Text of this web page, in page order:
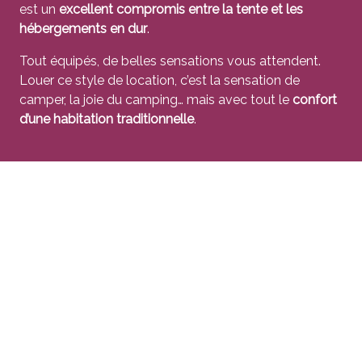
est un excellent compromis entre la tente et les
hébergements en dur.
Tout équipés, de belles sensations vous attendent.
Louer ce style de location, c’est la sensation de
camper, la joie du camping… mais avec tout le confort
d’une habitation traditionnelle.